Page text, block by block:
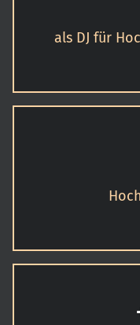
als DJ für